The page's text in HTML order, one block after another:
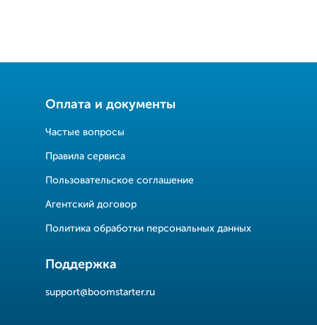
Оплата и документы
Частые вопросы
Правила сервиса
Пользовательское соглашение
Агентский договор
Политика обработки персональных данных
Поддержка
support@boomstarter.ru